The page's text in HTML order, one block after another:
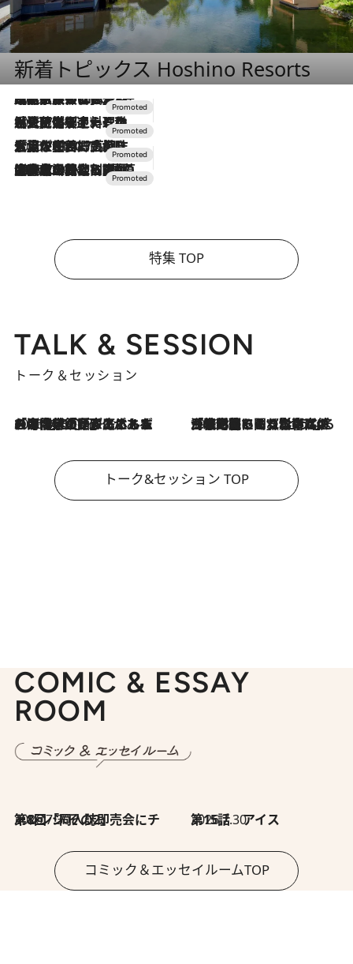
新着トピックス Hoshino Resorts
2026.7.31
【ホテル帰省】という選択肢をOMOが提案。家族とほどよい距離を保つには「昼は実家、夜は気兼ねなくホテルで！」
2026.7.24
【夏限定ディナーコース】旬を迎える稚鮎や花ズッキーニなどをイタリア・トスカーナの郷土料理の手法で満喫！
2026.7.17
「土佐和ハーブかき氷」がOMO7高知に登場！生姜、山椒、大葉など目にも舌にも涼を呼ぶ郷土の味
2026.7.10
NEW OPEN！【界 草津】名湯の地に誕生。趣の異なる2種の温泉と上州ならではの会席・蕎麦割烹など美食を味わう究極の癒やし旅
特集 TOP
TALK & SESSION
トーク＆セッション
2026.8.3
「今後値上げがあるとすれば…」「リスクがあるのは今年の冬」エネルギー専門家が語る、ホルムズ海峡封鎖が家庭にもたらす“ある心配” 2026.8.3
「住宅建てられない…」「サーチャージ料の高値が続いている」ホルムズ海峡封鎖による影響はいつまで続く？《エネルギー専門家に聞く“どうなる日本の暮らし”》
トーク&セッション TOP
COMIC & ESSAY
ROOM
2026.7.30
第8回「同人誌即売会にチャレンジ その2」 2026.7.30
第15話 アイス
コミック＆エッセイルームTOP